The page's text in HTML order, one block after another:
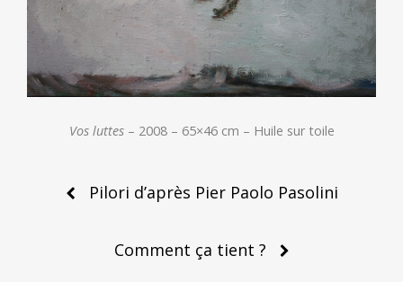
Vos luttes– 2008 – 65×46 cm – Huile sur toile
Post
navigation
Pilori d’après Pier Paolo Pasolini
Comment ça tient ?